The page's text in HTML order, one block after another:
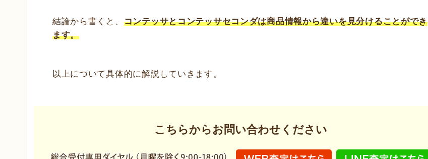
結論から書くと、 コンテッサとコンテッサセコンダは商品情報から違いを見分けることができ
ます。
以上について具体的に解説していきます。
こちらからお問い合わせください